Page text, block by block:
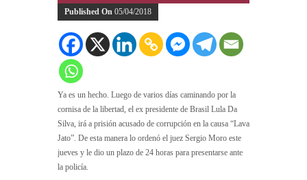
Published On 05/04/2018
Ya es un hecho. Luego de varios días caminando por la
cornisa de la libertad, el ex presidente de Brasil Lula Da
Silva, irá a prisión acusado de corrupción en la causa “Lava
Jato”. De esta manera lo ordenó el juez Sergio Moro este
jueves y le dio un plazo de 24 horas para presentarse ante
la policía.